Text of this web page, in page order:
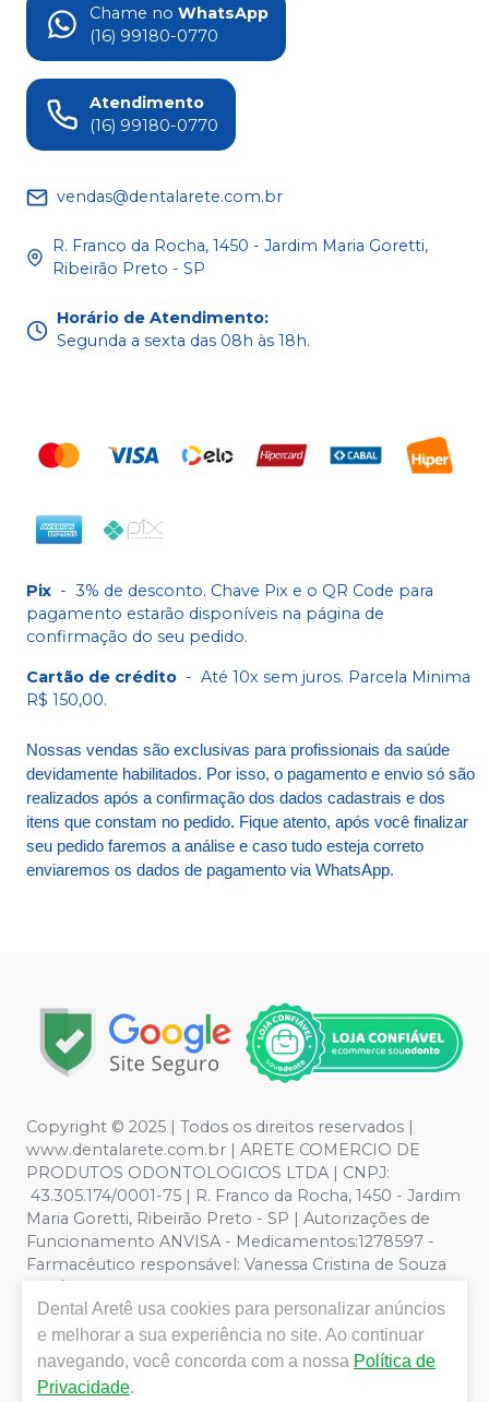
Chame no WhatsApp
(16) 99180-0770
Atendimento
(16) 99180-0770
vendas@dentalarete.com.br
R. Franco da Rocha, 1450 - Jardim Maria Goretti,
Ribeirão Preto - SP
Horário de Atendimento:
Segunda a sexta das 08h às 18h.
Pix - 3% de desconto. Chave Pix e o QR Code para
pagamento estarão disponíveis na página de
confirmação do seu pedido.
Cartão de crédito - Até 10x sem juros. Parcela Minima
R$ 150,00.
Nossas vendas são exclusivas para profissionais da saúde
devidamente habilitados. Por isso, o pagamento e envio só são
realizados após a confirmação dos dados cadastrais e dos
itens que constam no pedido. Fique atento, após você finalizar
seu pedido faremos a análise e caso tudo esteja correto
enviaremos os dados de pagamento via WhatsApp.
Copyright © 2025 | Todos os direitos reservados |
www.dentalarete.com.br | ARETE COMERCIO DE
PRODUTOS ODONTOLOGICOS LTDA | CNPJ:
43.305.174/0001-75 | R. Franco da Rocha, 1450 - Jardim
Maria Goretti, Ribeirão Preto - SP | Autorizações de
Funcionamento ANVISA - Medicamentos:1278597 -
Farmacêutico responsável: Vanessa Cristina de Souza
CRF/SP nº 52627 | Política de Privacidade e Segurança -
Fotos meramente ilustrativas - Os preços e condições
da loja virtual estão sujeitos a alterações. Em caso de
divergência de preços no site, o valor válido é o do
Carrinho de Compra. Não vendemos por atacado, por
Dental Aretê usa cookies para personalizar anúncios
e melhorar a sua experiência no site. Ao continuar
navegando, você concorda com a nossa Política de
Privacidade.